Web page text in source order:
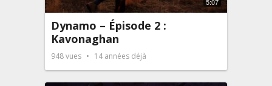
5:07
Dynamo – Épisode 2 :
Kavonaghan
948vues 14 années déjà